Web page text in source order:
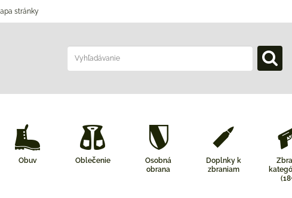
stránky
Obuv Oblečenie
Osobná
obrana
Doplnky k
zbraniam